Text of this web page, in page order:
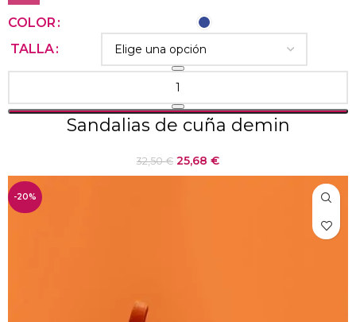
COLOR
TALLA
Sandalias de cuña demin
32,50€ 25,68 €
-20%